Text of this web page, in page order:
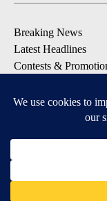
Breaking News
Latest Headlines
Contests &